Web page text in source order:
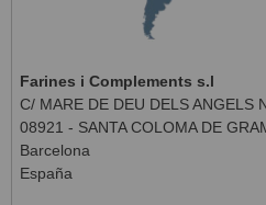
Farines i Complements s.l
C/ MARE DE DEU DELS ANGELS
08921 - SANTA COLOMA DE
Barcelona
España